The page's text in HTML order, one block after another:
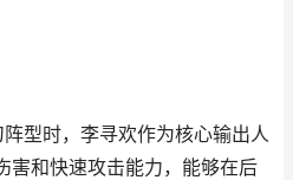
型时，李寻欢作为核心输出人
害和快速攻击能力，能够在后